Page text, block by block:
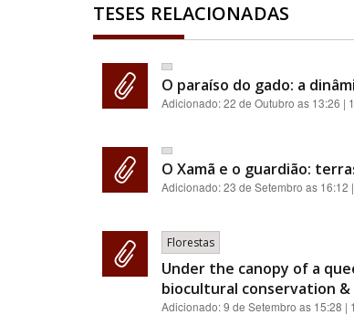
TESES RELACIONADAS
O paraíso do gado: a
Adicionado:22 de Outubro as 13:26 |
O Xamã e o guardião:
Adicionado:23 de Setembro as 16:12
Florestas
Under the canopy of a
biocultural conservation
Adicionado:9 de Setembro as 15:28 |